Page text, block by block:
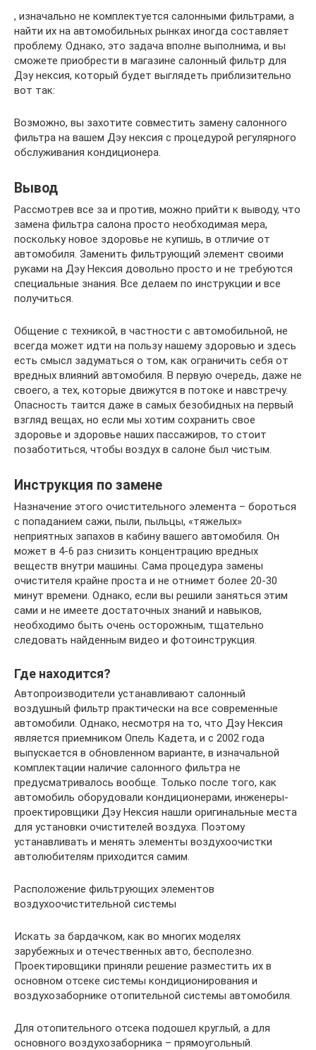
, изначально не комплектуется салонными фильтрами, а
найти их на автомобильных рынках иногда составляет
проблему. Однако, это задача вполне выполнима, и вы
сможете приобрести в магазине салонный фильтр для
Дэу нексия, который будет выглядеть приблизительно
вот так:
Возможно, вы захотите совместить замену салонного
фильтра на вашем Дэу нексия с процедурой регулярного
обслуживания кондиционера.
Вывод
Рассмотрев все за и против, можно прийти к выводу, что
замена фильтра салона просто необходимая мера,
поскольку новое здоровье не купишь, в отличие от
автомобиля. Заменить фильтрующий элемент своими
руками на Дэу Нексия довольно просто и не требуются
специальные знания. Все делаем по инструкции и все
получиться.
Общение с техникой, в частности с автомобильной, не
всегда может идти на пользу нашему здоровью и здесь
есть смысл задуматься о том, как ограничить себя от
вредных влияний автомобиля. В первую очередь, даже не
своего, а тех, которые движутся в потоке и навстречу.
Опасность таится даже в самых безобидных на первый
взгляд вещах, но если мы хотим сохранить свое
здоровье и здоровье наших пассажиров, то стоит
позаботиться, чтобы воздух в салоне был чистым.
Инструкция по замене
Назначение этого очистительного элемента – бороться
с попаданием сажи, пыли, пыльцы, «тяжелых»
неприятных запахов в кабину вашего автомобиля. Он
может в 4-6 раз снизить концентрацию вредных
веществ внутри машины. Сама процедура замены
очистителя крайне проста и не отнимет более 20-30
минут времени. Однако, если вы решили заняться этим
сами и не имеете достаточных знаний и навыков,
необходимо быть очень осторожным, тщательно
следовать найденным видео и фотоинструкция.
Где находится?
Автопроизводители устанавливают салонный
воздушный фильтр практически на все современные
автомобили. Однако, несмотря на то, что Дэу Нексия
является приемником Опель Кадета, и с 2002 года
выпускается в обновленном варианте, в изначальной
комплектации наличие салонного фильтра не
предусматривалось вообще. Только после того, как
автомобиль оборудовали кондиционерами, инженеры-
проектировщики Дэу Нексия нашли оригинальные места
для установки очистителей воздуха. Поэтому
устанавливать и менять элементы воздухоочистки
автолюбителям приходится самим.
Расположение фильтрующих элементов
воздухоочистительной системы
Искать за бардачком, как во многих моделях
зарубежных и отечественных авто, бесполезно.
Проектировщики приняли решение разместить их в
основном отсеке системы кондиционирования и
воздухозаборнике отопительной системы автомобиля.
Для отопительного отсека подошел круглый, а для
основного воздухозаборника – прямоугольный.